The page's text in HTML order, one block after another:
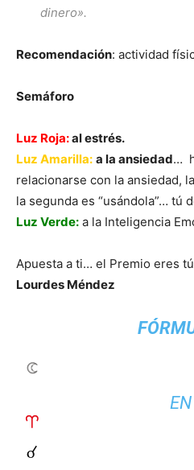
dinero».
Recomendación: actividad
Semáforo
Luz Roja:al estrés.
Luz Amarilla: a la ansiedad…
relacionarse con la ansiedad,
la segunda es “usándola”… tú
Luz Verde: a la Inteligencia
Apuesta a ti… el Premio eres
Lourdes Méndez
EN